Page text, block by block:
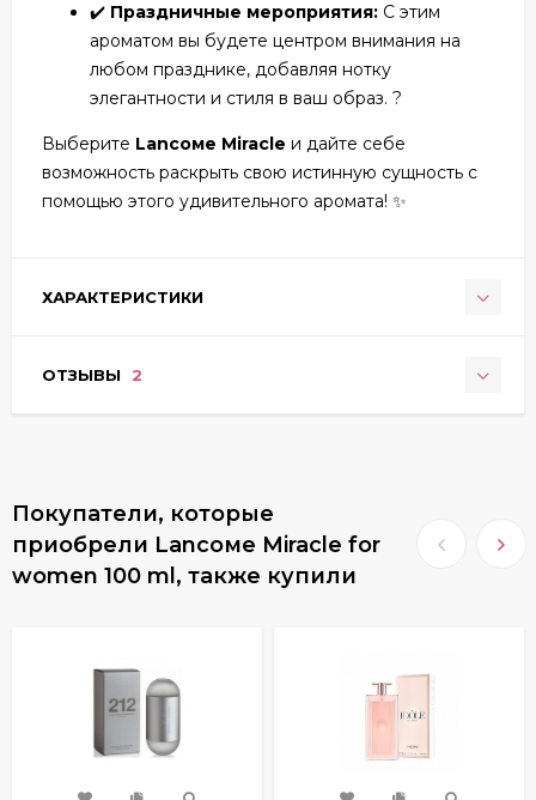
✔️ Праздничные мероприятия: С этим
ароматом вы будете центром внимания на
любом празднике, добавляя нотку
элегантности и стиля в ваш образ. ?
Выберите Lаncоме Miracle и дайте себе
возможность раскрыть свою истинную сущность с
помощью этого удивительного аромата! ✨
ХАРАКТЕРИСТИКИ
ОТЗЫВЫ 2
Покупатели, которые
приобрели Lаncоме Miracle for
women 100 ml, также купили